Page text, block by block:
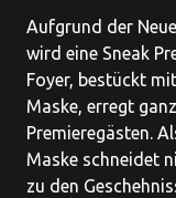
Aufgrund der
wird eine Sneak
Foyer, bestückt
Maske, erregt
Premieregästen.
Maske schneidet
zu den